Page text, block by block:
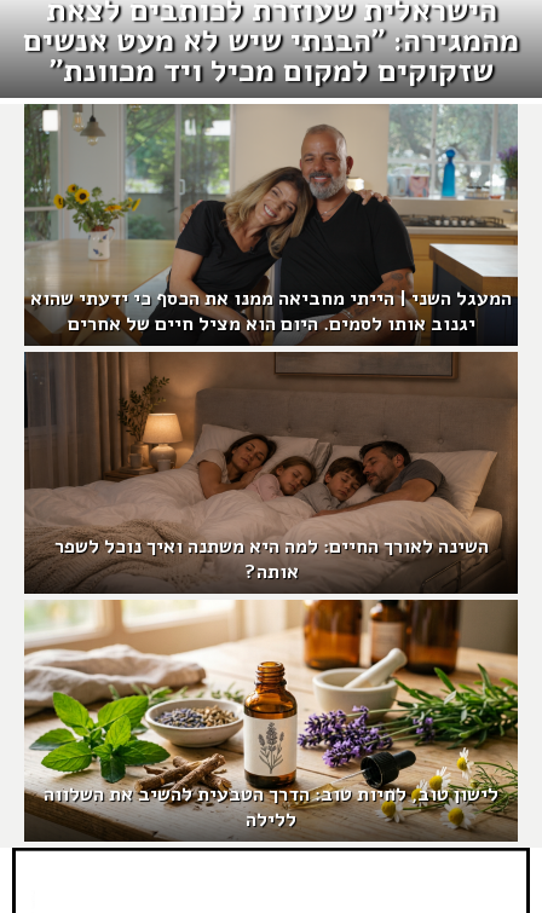
הישראלית שעוזרת לכותבים לצאת
מהמגירה: "הבנתי שיש לא מעט אנשים
שזקוקים למקום מכיל ויד מכוונת"
המעגל השני | הייתי מחביאה ממנו את הכסף כי ידעתי שהוא
יגנוב אותו לסמים. היום הוא מציל חיים של אחרים
השינה לאורך החיים: למה היא משתנה ואיך נוכל לשפר
אותה?
לישון טוב, לחיות טוב: הדרך הטבעית להשיב את השלווה
ללילה